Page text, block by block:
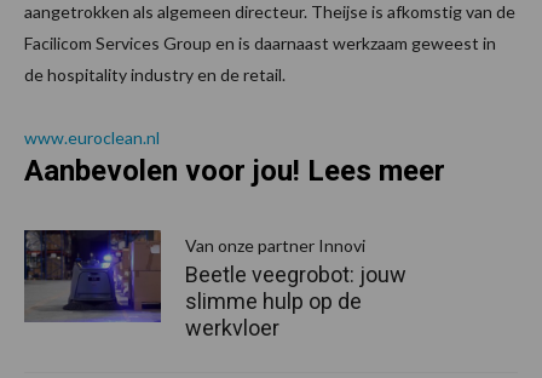
aangetrokken als algemeen directeur. Theijse is afkomstig van de
Facilicom Services Group en is daarnaast werkzaam geweest in
de hospitality industry en de retail.
www.euroclean.nl
Aanbevolen voor jou! Lees meer
Van onze partner Innovi
Beetle veegrobot: jouw
slimme hulp op de
werkvloer